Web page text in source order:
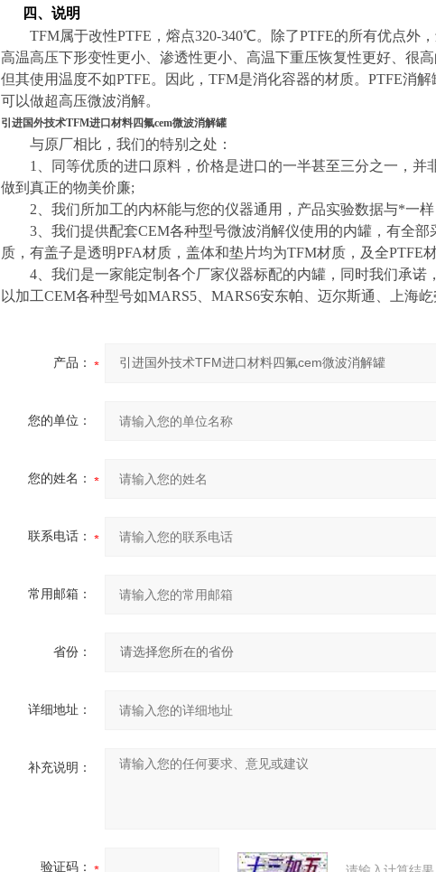
四、说明
TFM属于改性PTFE，熔点320-340℃。除了PTFE的所有优点外，
高温高压下形变性更小、渗透性更小、高温下重压恢复性更好、很
但其使用温度不如PTFE。因此，TFM是消化容器的材质。PTFE消
可以做超高压微波消解。
引进国外技术TFM进口材料四氟cem微波消解罐
与原厂相比，我们的特别之处：
1、同等优质的进口原料，价格是进口的一半甚至三分之一，并
做到真正的物美价廉;
2、我们所加工的内杯能与您的仪器通用，产品实验数据与*一样
3、我们提供配套CEM各种型号微波消解仪使用的内罐，有全部
质，有盖子是透明PFA材质，盖体和垫片均为TFM材质，及全PTFE
4、我们是一家能定制各个厂家仪器标配的内罐，同时我们承诺
以加工CEM各种型号如MARS5、MARS6安东帕、迈尔斯通、上海屹
产品：
您的单位：
您的姓名：
联系电话：
常用邮箱：
省份：
详细地址：
补充说明：
验证码：